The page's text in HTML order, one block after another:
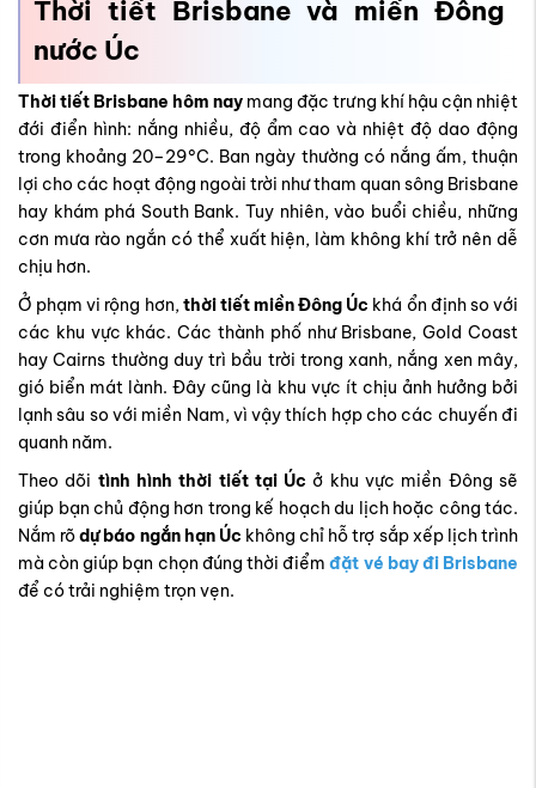
hay khám phá South Bank. Tuy nhiên, vào buổi chiều, những
cơn mưa rào ngắn có thể xuất hiện, làm không khí trở nên dễ
chịu hơn.
Ở phạm vi rộng hơn,
thời tiết miền Đông Úckhá ổn định so với
các khu vực khác. Các thành phố như Brisbane, Gold Coast
hay Cairns thường duy trì bầu trời trong xanh, nắng xen mây,
gió biển mát lành. Đây cũng là khu vực ít chịu ảnh hưởng bởi
lạnh sâu so với miền Nam, vì vậy thích hợp cho các chuyến đi
quanh năm.
Theo dõitình hình thời tiết tại Úcở khu vực miền Đông sẽ
giúp bạn chủ động hơn trong kế hoạch du lịch hoặc công tác.
Nắm rõdự báo ngắn hạn Úc không chỉ hỗ trợ sắp xếp lịch trình
mà còn giúp bạn chọn đúng thời điểm
đặt vé bay đi Brisbane
để có trải nghiệm trọn vẹn.